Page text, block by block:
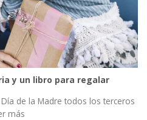
y un libro para regalar
de la Madre todos los terceros
más